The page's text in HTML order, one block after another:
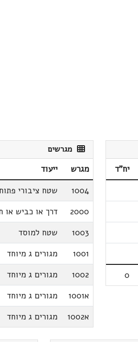
יח"ד
0
מגרשים
מגרש ייעוד
1004
שטח ציבורי פתוח
2000
דרך או כביש או
1003
שטח למוסד
1001
מגורים ג מיוחד
1002
מגורים ג מיוחד
א1001
מגורים ג מיוחד
א1002
מגורים ג מיוחד